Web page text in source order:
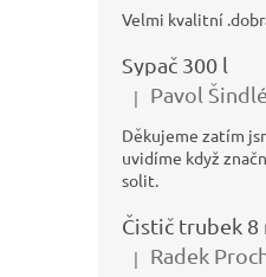
Velmi kvalitní
Sypač 300 l
Hodnocení
| Pavol
Děkujeme zatím
uvidíme když
solit.
Čistič trubek 8
Hodnocení
| Radek